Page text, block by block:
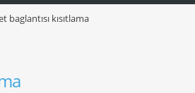
baglantısı kısıtlama